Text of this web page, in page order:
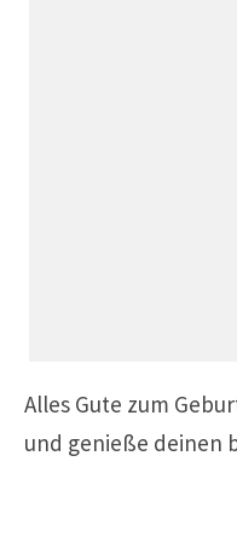
Alles Gute zum
und genieße deinen